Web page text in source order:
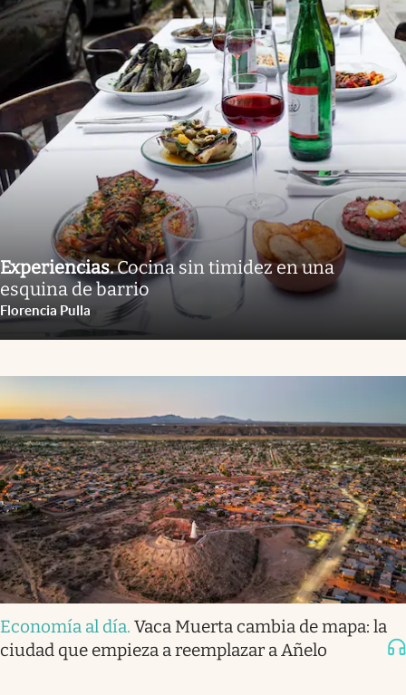
Experiencias.Cocina sin timidez en una
esquina de barrio
Florencia Pulla
Economía al día. Vaca Muerta cambia de mapa: la
ciudad que empieza a reemplazar a Añelo